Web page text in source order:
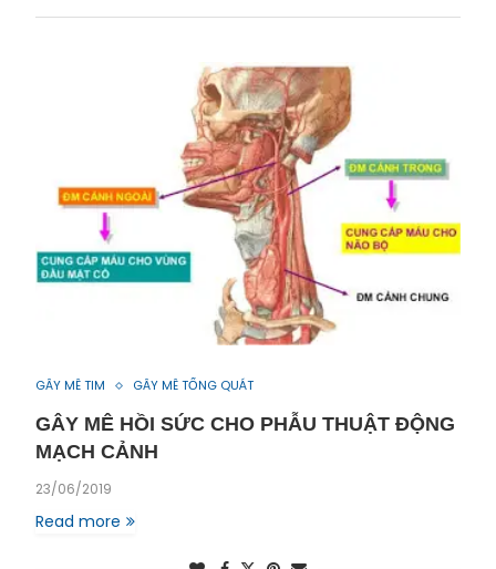
GÂY MÊ TIM GÂY MÊ TỔNG QUÁT
GÂY MÊ HỒI SỨC CHO PHẪU THUẬT ĐỘNG
MẠCH CẢNH
23/06/2019
Read more